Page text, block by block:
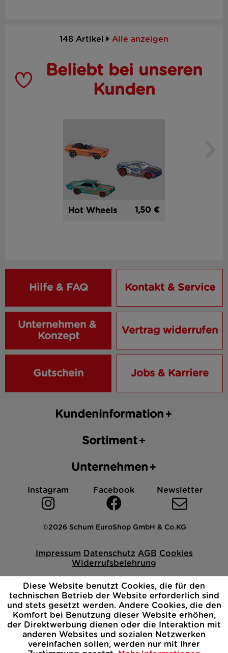
148 Artikel Alle anzeigen
Beliebt bei unseren
Kunden
Hot Wheels 1,50 €
Hilfe & FAQ Kontakt & Service
Unternehmen &
Konzept
Vertrag widerrufen
Gutschein Jobs & Karriere
Kundeninformation
Sortiment
Unternehmen
Instagram Facebook Newsletter
©2026 Schum EuroShop GmbH & Co.KG
Impressum Datenschutz AGB Cookies
Widerrufsbelehrung
Diese Website benutzt Cookies, die für den
technischen Betrieb der Website erforderlich sind
und stets gesetzt werden. Andere Cookies, die den
Komfort bei Benutzung dieser Website erhöhen,
der Direktwerbung dienen oder die Interaktion mit
anderen Websites und sozialen Netzwerken
vereinfachen sollen, werden nur mit Ihrer